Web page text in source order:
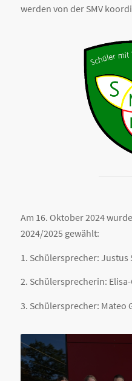
werden von der SMV
Am 16. Oktober 2024
2024/2025 gewählt:
1. Schülersprecher: Justus
2. Schülersprecherin:
3. Schülersprecher: Mateo